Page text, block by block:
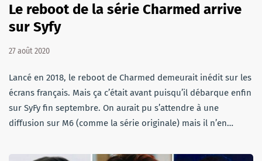
Le reboot de la série Charmed arrive
sur Syfy
27 août 2020
Lancé en 2018, le reboot de Charmed demeurait inédit sur les
écrans français. Mais ça c’était avant puisqu’il débarque enfin
sur SyFy fin septembre. On aurait pu s’attendre à une
diffusion sur M6 (comme la série originale) mais il n’en…